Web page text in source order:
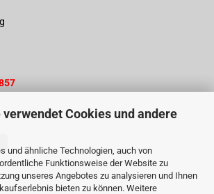
verwendet Cookies und andere
und ähnliche Technologien, auch von
Funktionsweise der Website zu
unseres Angebotes zu analysieren und Ihnen
bieten zu können. Weitere